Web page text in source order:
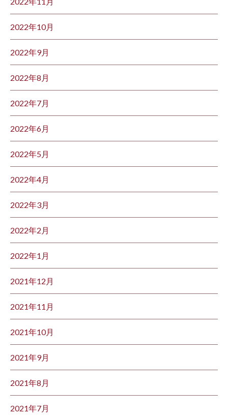
2022年10月
2022年9月
2022年8月
2022年7月
2022年6月
2022年5月
2022年4月
2022年3月
2022年2月
2022年1月
2021年12月
2021年11月
2021年10月
2021年9月
2021年8月
2021年7月